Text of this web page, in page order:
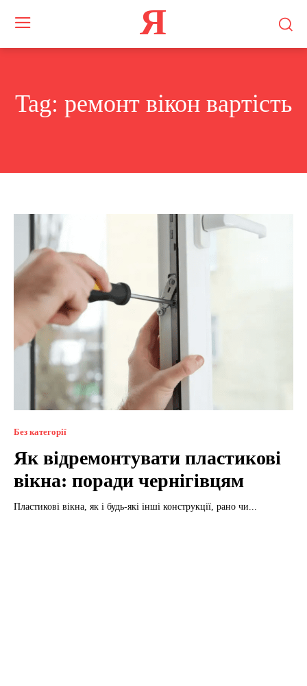
Я
Tag: ремонт вікон вартість
Без категорії
Як відремонтувати пластикові
вікна: поради чернігівцям
Пластикові вікна, як і будь-які інші конструкції, рано чи...